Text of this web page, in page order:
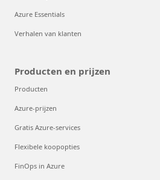
Azure Essentials
Verhalen van klanten
Producten en prijzen
Producten
Azure-prijzen
Gratis Azure-services
Flexibele koopopties
FinOps in Azure